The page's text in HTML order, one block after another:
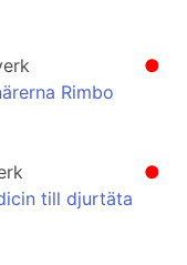
●
Rimbo
●
till djurtäta